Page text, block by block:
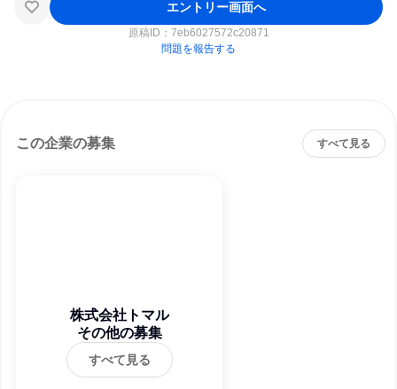
エントリー画面へ
原稿ID： 7eb6027572c20871
問題を報告する
この企業の募集 すべて見る
株式会社トマル
その他の募集
すべて見る